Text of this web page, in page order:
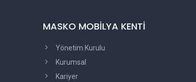
MASKO MOBİLYA KENTİ
Yönetim Kurulu
Kurumsal
Kariyer